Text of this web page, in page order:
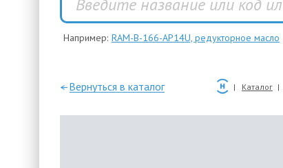
Например: RAM-B-166-AP14U, редукторное масло
—Вернуться в каталог Каталог